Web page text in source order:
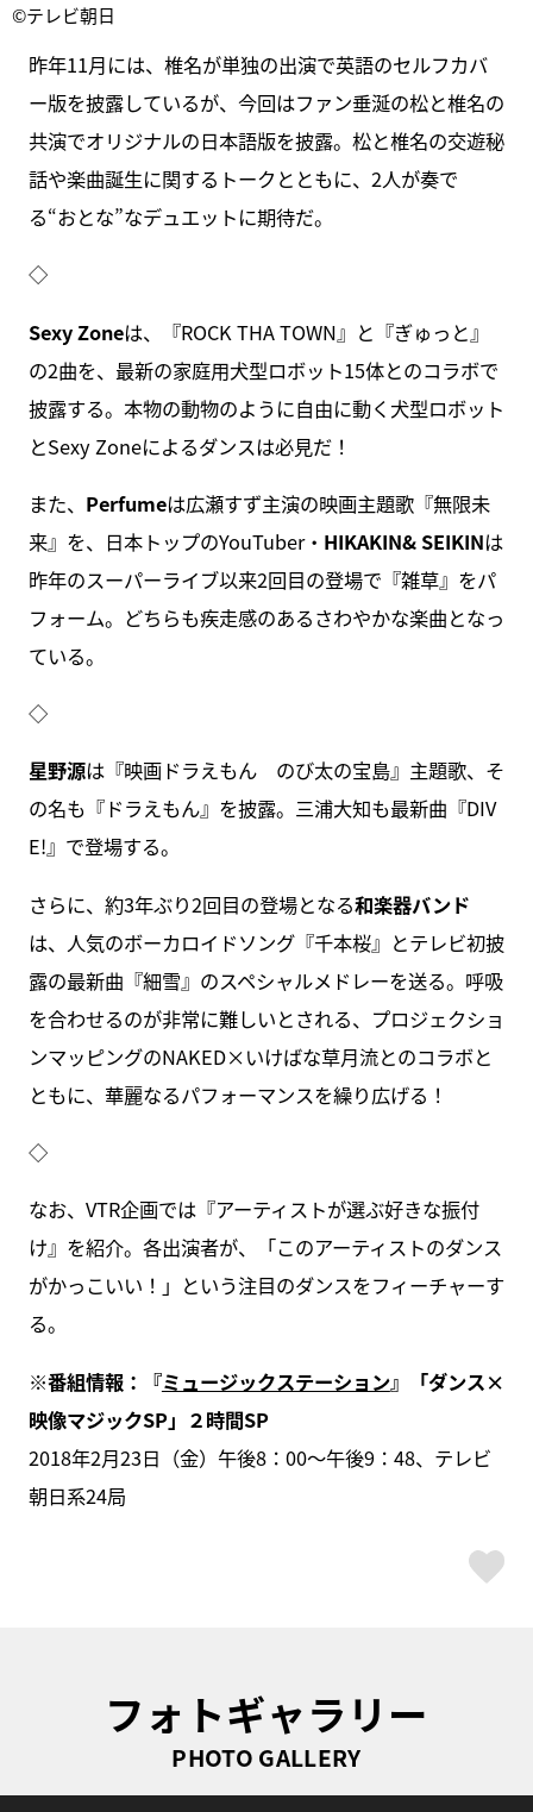
©テレビ朝日
昨年11月には、椎名が単独の出演で英語のセルフカバ
ー版を披露しているが、今回はファン垂涎の松と椎名の
共演でオリジナルの日本語版を披露。松と椎名の交遊秘
話や楽曲誕生に関するトークとともに、2人が奏で
る“おとな”なデュエットに期待だ。
◇
Sexy Zoneは、『ROCK THA TOWN』と『ぎゅっと』
の2曲を、最新の家庭用犬型ロボット15体とのコラボで
披露する。本物の動物のように自由に動く犬型ロボット
とSexy Zoneによるダンスは必見だ！
また、 Perfumeは広瀬すず主演の映画主題歌『無限未
来』を、日本トップのYouTuber・ HIKAKIN& SEIKINは
昨年のスーパーライブ以来2回目の登場で『雑草』をパ
フォーム。どちらも疾走感のあるさわやかな楽曲となっ
ている。
◇
星野源は『映画ドラえもん のび太の宝島』主題歌、そ
の名も『ドラえもん』を披露。三浦大知も最新曲『DIV
E!』で登場する。
さらに、約3年ぶり2回目の登場となる和楽器バンド
は、人気のボーカロイドソング『千本桜』とテレビ初披
露の最新曲『細雪』のスペシャルメドレーを送る。呼吸
を合わせるのが非常に難しいとされる、プロジェクショ
ンマッピングのNAKED×いけばな草月流とのコラボと
ともに、華麗なるパフォーマンスを繰り広げる！
◇
なお、VTR企画では『アーティストが選ぶ好きな振付
け』を紹介。各出演者が、「このアーティストのダンス
がかっこいい！」という注目のダンスをフィーチャーす
る。
※番組情報：『ミュージックステーション』「ダンス×
映像マジックSP」２時間SP
2018年2月23日（金）午後8：00～午後9：48、テレビ
朝日系24局
フォトギャラリー
PHOTO GALLERY